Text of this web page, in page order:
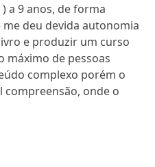
a 9 anos, de forma
deu devida autonomia
e produzir um curso
máximo de pessoas
complexo porém o
onde o